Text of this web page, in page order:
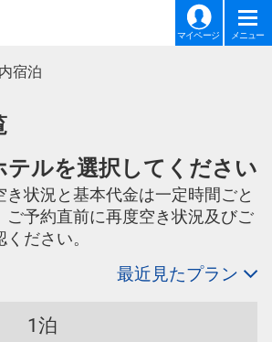
マイページ メニュー
宿泊
テルを選択してください
き状況と基本代金は一定時間ごと
ご予約直前に再度空き状況及びご
ださい。
最近見たプラン
1泊